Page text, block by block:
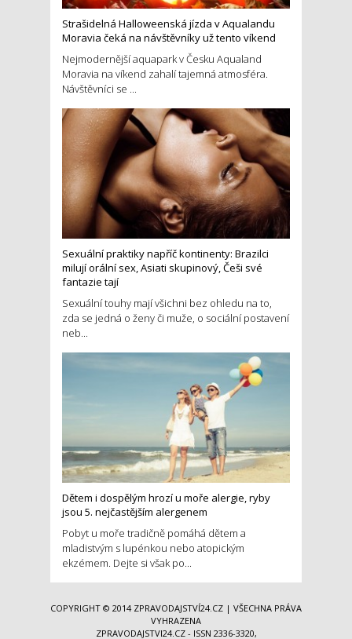
Strašidelná Halloweenská jízda v Aqualandu
Moravia čeká na návštěvníky už tento víkend
Nejmodernější aquapark v Česku Aqualand
Moravia na víkend zahalí tajemná atmosféra.
Návštěvníci se ...
Sexuální praktiky napříč kontinenty: Brazilci
milují orální sex, Asiati skupinový, Češi své
fantazie tají
Sexuální touhy mají všichni bez ohledu na to,
zda se jedná o ženy či muže, o sociální postavení
neb...
Dětem i dospělým hrozí u moře alergie, ryby
jsou 5. nejčastějším alergenem
Pobyt u moře tradičně pomáhá dětem a
mladistvým s lupénkou nebo atopickým
ekzémem. Dejte si však po...
COPYRIGHT © 2014 ZPRAVODAJSTVÍ24.CZ | VŠECHNA PRÁVA
VYHRAZENA
ZPRAVODAJSTVI24.CZ - ISSN 2336-3320,